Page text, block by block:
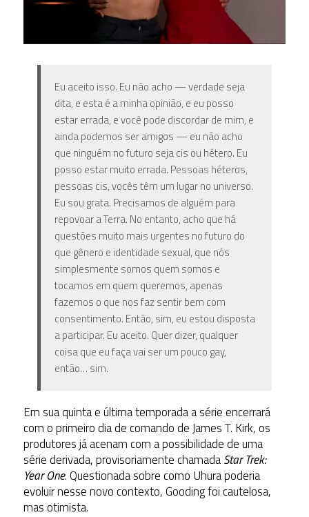
Eu aceito isso. Eu não acho — verdade seja
dita, e esta é a minha opinião, e eu posso
estar errada, e você pode discordar de mim, e
ainda podemos ser amigos — eu não acho
que ninguém no futuro seja cis ou hétero. Eu
posso estar muito errada. Pessoas héteros,
pessoas cis, vocês têm um lugar no universo.
Eu sou grata. Precisamos de alguém para
repovoar a Terra. No entanto, acho que há
questões muito mais urgentes no futuro do
que gênero e identidade sexual, que nós
simplesmente somos quem somos e
tocamos em quem queremos, apenas
fazemos o que nos faz sentir bem com
consentimento. Então, sim, eu estou disposta
a participar. Eu aceito. Quer dizer, qualquer
coisa que eu faça vai ser um pouco gay,
então… sim.
Em sua quinta e última temporada a série encerrará
com o primeiro dia de comando de James T. Kirk, os
produtores já acenam com a possibilidade de uma
série derivada, provisoriamente chamadaStar Trek:
Year One. Questionada sobre como Uhura poderia
evoluir nesse novo contexto, Gooding foi cautelosa,
mas otimista.